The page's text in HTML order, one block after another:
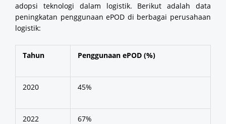
adopsi teknologi dalam logistik. Berikut adalah data
peningkatan penggunaan ePOD di berbagai perusahaan
logistik:
Tahun Penggunaan ePOD (%)
2020 45%
2022 67%